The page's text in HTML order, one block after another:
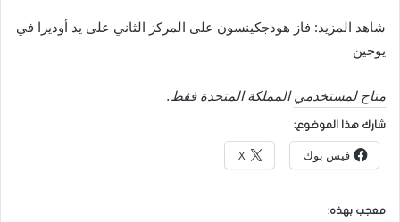
شاهد المزيد: فاز هودجكينسون على المركز الثاني على يد أوديرا في
يوجين
متاح لمستخدمي المملكة المتحدة فقط.
شارك هذا الموضوع:
فيس بوك X
معجب بهذه: